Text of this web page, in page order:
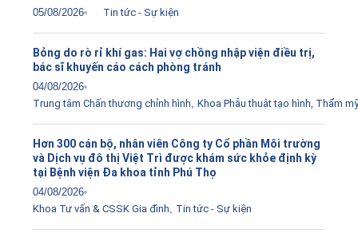
05/08/2026 Tin tức - Sự kiện
Bỏng do rò rỉ khí gas: Hai vợ chồng nhập viện điều trị,
bác sĩ khuyến cáo cách phòng tránh
04/08/2026
Trung tâm Chấn thương chỉnh hình Khoa Phẫu thuật tạo hình, Thẩm
Hơn 300 cán bộ, nhân viên Công ty Cổ phần Môi trường
và Dịch vụ đô thị Việt Trì được khám sức khỏe định kỳ
tại Bệnh viện Đa khoa tỉnh Phú Thọ
04/08/2026
Khoa Tư vấn & CSSK Gia đình
Tin tức - Sự kiện